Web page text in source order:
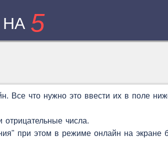
5
Все что нужно это ввести их в поле
отрицательные числа.
при этом в режиме онлайн на экране